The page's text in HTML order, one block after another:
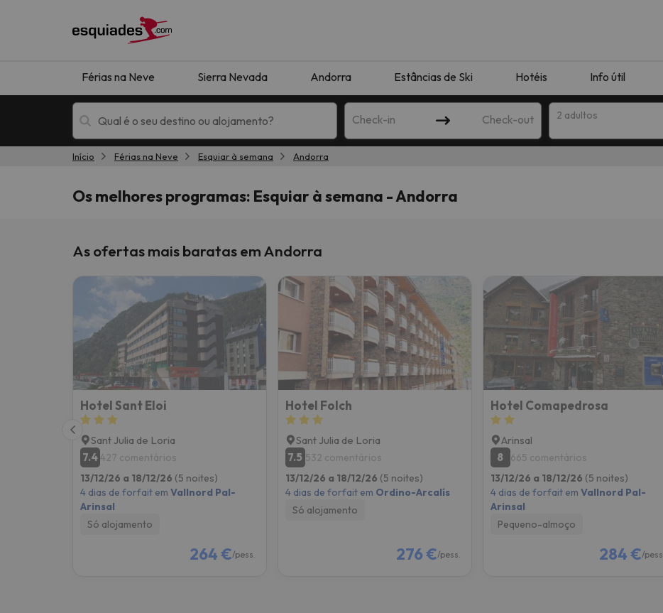
Férias na Neve Sierra Nevada Andorra Estâncias de Ski Hotéis Info útil
Check-in Check-out 2 adultos
Oops, não encontramos nenhum resultado que corresponda à sua pesquisa. Tente modificar o destino.
Bem, parece que o nosso Seeker perdeu o seu caminho. Assim que encontrar a sua bússola, estará de volta.
Início Férias na Neve Esquiar à semana Andorra
Os melhores programas: Esquiar à semana - Andorra
As ofertas mais baratas em Andorra
Hotel Sant Eloi
Sant Julia de Loria
7.4427 comentários
13/12/26 a 18/12/26 (5 noites)
4 dias de forfait em Vallnord Pal-
Arinsal
Só alojamento
264 €/pess.
Hotel Folch
Sant Julia de Loria
7.5 532 comentários
13/12/26 a 18/12/26 (5 noites)
4 dias de forfait em Ordino-Arcalís
Só alojamento
276 €/pess.
Hotel Comapedrosa
Arinsal
8
665 comentários
13/12/26 a 18/12/26 (5 noites)
4 dias de forfait em Vallnord Pal-
Arinsal
Pequeno-almoço
284 €/pess.